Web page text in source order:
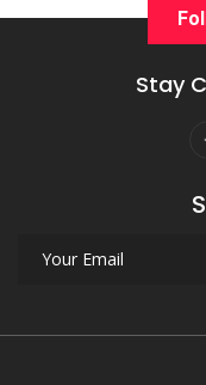
Stay